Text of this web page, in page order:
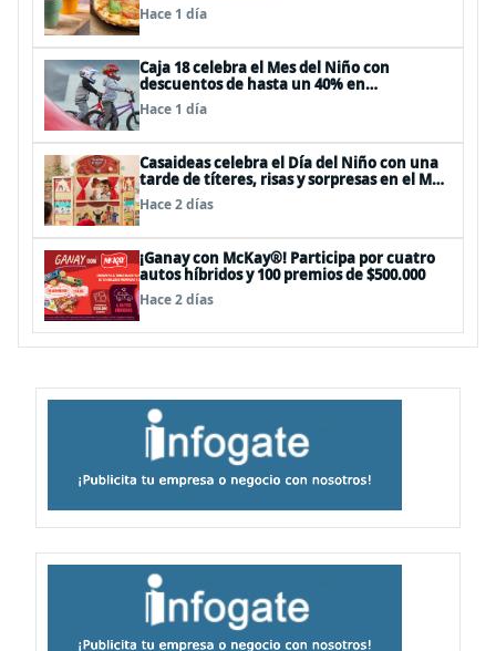
Hace 1 día
Caja 18 celebra el Mes del Niño con
descuentos de hasta un 40% en
panoramas, cine, shows y streaming
Hace 1 día
Casaideas celebra el Día del Niño con una
tarde de títeres, risas y sorpresas en el Mall
Plaza Vespucio
Hace 2 días
¡Ganay con McKay®! Participa por cuatro
autos híbridos y 100 premios de $500.000
Hace 2 días